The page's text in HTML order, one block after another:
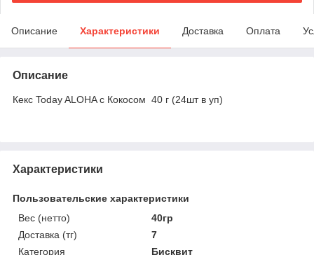
Описание Характеристики Доставка Оплата
Описание
Кекс Today ALOHA с Кокосом 40 г (24шт в уп)
Характеристики
Пользовательские характеристики
Вес (нетто)
40гр
Доставка (тг)
7
Категория
Бисквит